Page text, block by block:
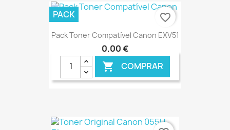
€ ONLINE
Pack Toner Compatível Canon EXV51
0,00 €
 COMPRAR
€ ONLINE
PACK favorite_border